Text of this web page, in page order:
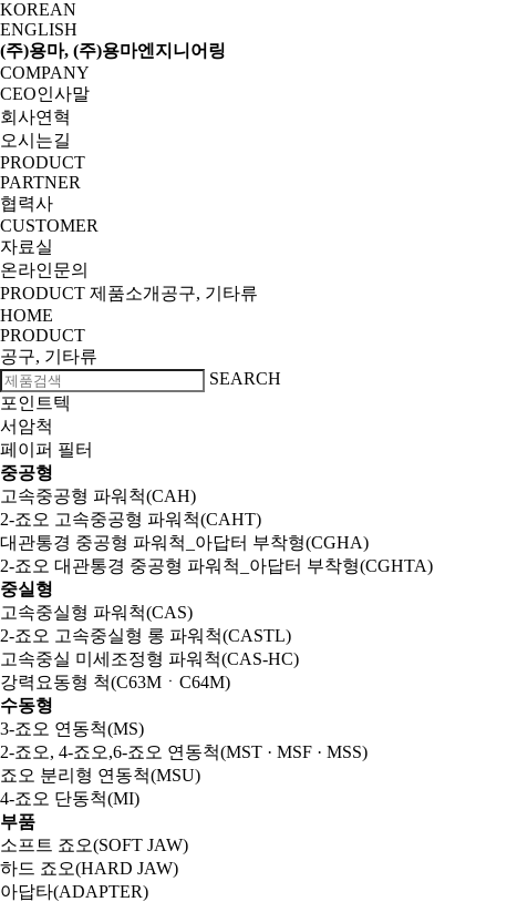
KOREAN
ENGLISH
(주)용마, (주)용마엔지니어링
COMPANY
CEO인사말
회사연혁
오시는길
PRODUCT
PARTNER
협력사
CUSTOMER
자료실
온라인문의
PRODUCT 제품소개 공구, 기타류
HOME
PRODUCT
공구, 기타류
SEARCH
포인트텍
서암척
페이퍼 필터
중공형
고속중공형 파워척(CAH)
2-죠오 고속중공형 파워척(CAHT)
대관통경 중공형 파워척_아답터 부착형(CGHA)
2-죠오 대관통경 중공형 파워척_아답터 부착형(CGHTA)
중실형
고속중실형 파워척(CAS)
2-죠오 고속중실형 롱 파워척(CASTL)
고속중실 미세조정형 파워척(CAS-HC)
강력요동형 척(C63MㆍC64M)
수동형
3-죠오 연동척(MS)
2-죠오, 4-죠오,6-죠오 연동척(MST · MSF · MSS)
죠오 분리형 연동척(MSU)
4-죠오 단동척(MI)
부품
소프트 죠오(SOFT JAW)
하드 죠오(HARD JAW)
아답타(ADAPTER)